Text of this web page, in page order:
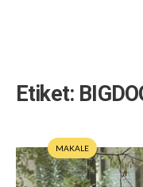
Etiket:
MAKALE